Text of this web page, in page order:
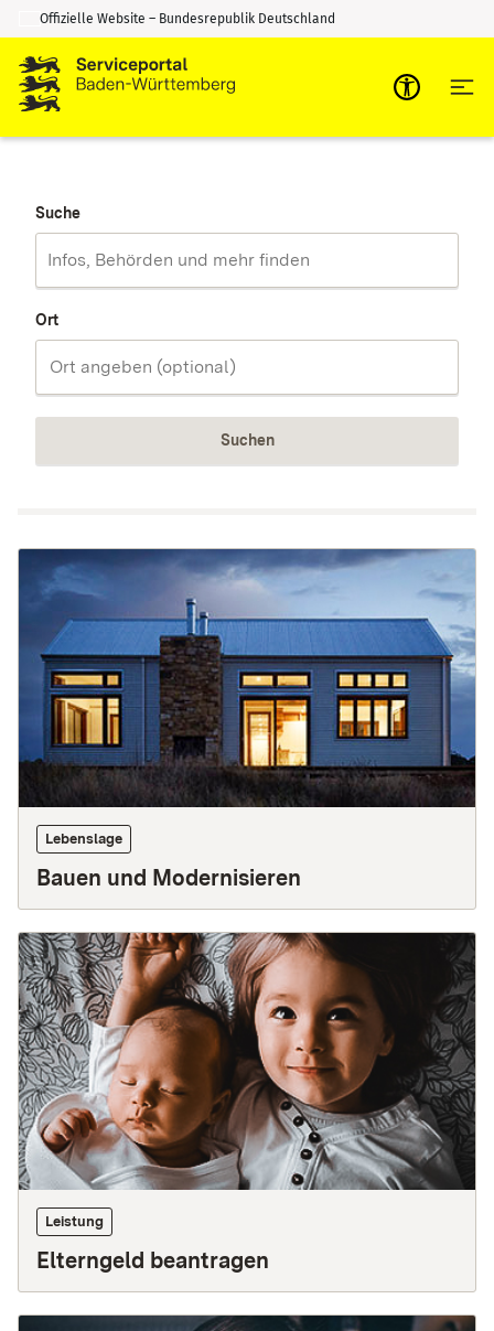
Zum Inhalt springen
Zur Suche springen
Offizielle Website – Bundesrepublik Deutschland
Suche
Ort
Suchen
Startseite
Themen
Lebenslage
Bauen und Modernisieren
Leistung
Elterngeld beantragen